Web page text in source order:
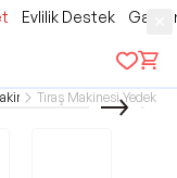
Evlilik Destek
Tıraş Makinesi Yedek